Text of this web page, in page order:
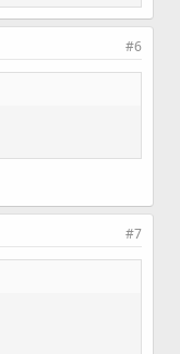
#6
#7